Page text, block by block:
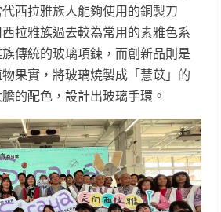
西拉雅族人能夠使用的銅製刀
拉雅族過去較為常用的素雅色系
傳統的玻璃項鍊，而創新品則是
果實，將玻璃燒製成「薏苡」的
的配色，設計出玻璃手環。